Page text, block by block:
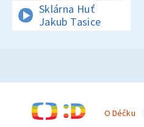
Sklárna Huť
Jakub Tasice
O Déčku